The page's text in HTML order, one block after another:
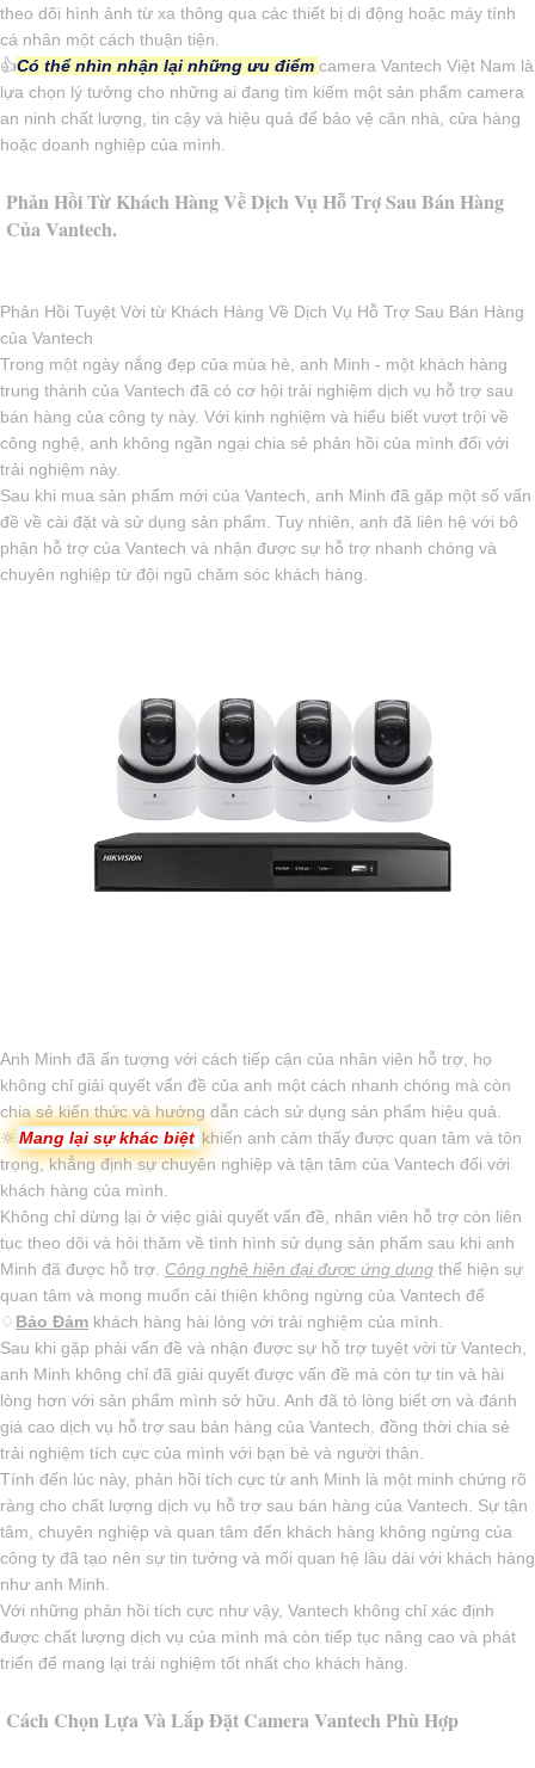
theo dõi hình ảnh từ xa thông qua các thiết bị di động hoặc máy tính
cá nhân một cách thuận tiện.
👍Có thể nhìn nhận lại những ưu điểm camera Vantech Việt Nam là
lựa chọn lý tưởng cho những ai đang tìm kiếm một sản phẩm camera
an ninh chất lượng, tin cậy và hiệu quả để bảo vệ căn nhà, cửa hàng
hoặc doanh nghiệp của mình.
Phản Hồi Từ Khách Hàng Về Dịch Vụ Hỗ Trợ Sau Bán Hàng
Của Vantech.
Phản Hồi Tuyệt Vời từ Khách Hàng Về Dịch Vụ Hỗ Trợ Sau Bán Hàng
của Vantech
Trong một ngày nắng đẹp của mùa hè, anh Minh - một khách hàng
trung thành của Vantech đã có cơ hội trải nghiệm dịch vụ hỗ trợ sau
bán hàng của công ty này. Với kinh nghiệm và hiểu biết vượt trội về
công nghệ, anh không ngần ngại chia sẻ phản hồi của mình đối với
trải nghiệm này.
Sau khi mua sản phẩm mới của Vantech, anh Minh đã gặp một số vấn
đề về cài đặt và sử dụng sản phẩm. Tuy nhiên, anh đã liên hệ với bộ
phận hỗ trợ của Vantech và nhận được sự hỗ trợ nhanh chóng và
chuyên nghiệp từ đội ngũ chăm sóc khách hàng.
Anh Minh đã ấn tượng với cách tiếp cận của nhân viên hỗ trợ, họ
không chỉ giải quyết vấn đề của anh một cách nhanh chóng mà còn
chia sẻ kiến thức và hướng dẫn cách sử dụng sản phẩm hiệu quả.
🔆 Mang lại sự khác biệt khiến anh cảm thấy được quan tâm và tôn
trọng, khẳng định sự chuyên nghiệp và tận tâm của Vantech đối với
khách hàng của mình.
Không chỉ dừng lại ở việc giải quyết vấn đề, nhân viên hỗ trợ còn liên
tục theo dõi và hỏi thăm về tình hình sử dụng sản phẩm sau khi anh
Minh đã được hỗ trợ. Công nghệ hiện đại được ứng dụng thể hiện sự
quan tâm và mong muốn cải thiện không ngừng của Vantech để
♢ Bảo Đảm khách hàng hài lòng với trải nghiệm của mình.
Sau khi gặp phải vấn đề và nhận được sự hỗ trợ tuyệt vời từ Vantech,
anh Minh không chỉ đã giải quyết được vấn đề mà còn tự tin và hài
lòng hơn với sản phẩm mình sở hữu. Anh đã tỏ lòng biết ơn và đánh
giá cao dịch vụ hỗ trợ sau bán hàng của Vantech, đồng thời chia sẻ
trải nghiệm tích cực của mình với bạn bè và người thân.
Tính đến lúc này, phản hồi tích cực từ anh Minh là một minh chứng rõ
ràng cho chất lượng dịch vụ hỗ trợ sau bán hàng của Vantech. Sự tận
tâm, chuyên nghiệp và quan tâm đến khách hàng không ngừng của
công ty đã tạo nên sự tin tưởng và mối quan hệ lâu dài với khách hàng
như anh Minh.
Với những phản hồi tích cực như vậy, Vantech không chỉ xác định
được chất lượng dịch vụ của mình mà còn tiếp tục nâng cao và phát
triển để mang lại trải nghiệm tốt nhất cho khách hàng.
Cách Chọn Lựa Và Lắp Đặt Camera Vantech Phù Hợp